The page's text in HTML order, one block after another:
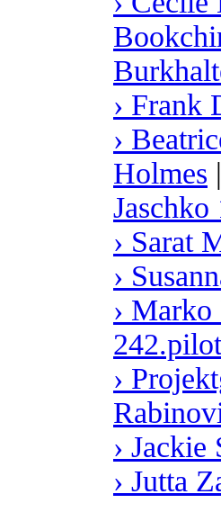
› Frank
›
Holmes |
Jaschko
› Sarat
›
› Marko
›
› Jackie
› Jutta